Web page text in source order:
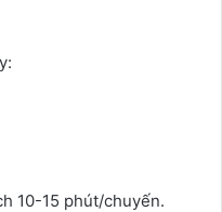
10-15 phút/chuyến.